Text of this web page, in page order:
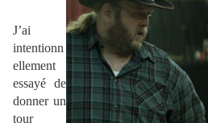
J’ai
intentionn
ellement
essayé de
donner un
tour